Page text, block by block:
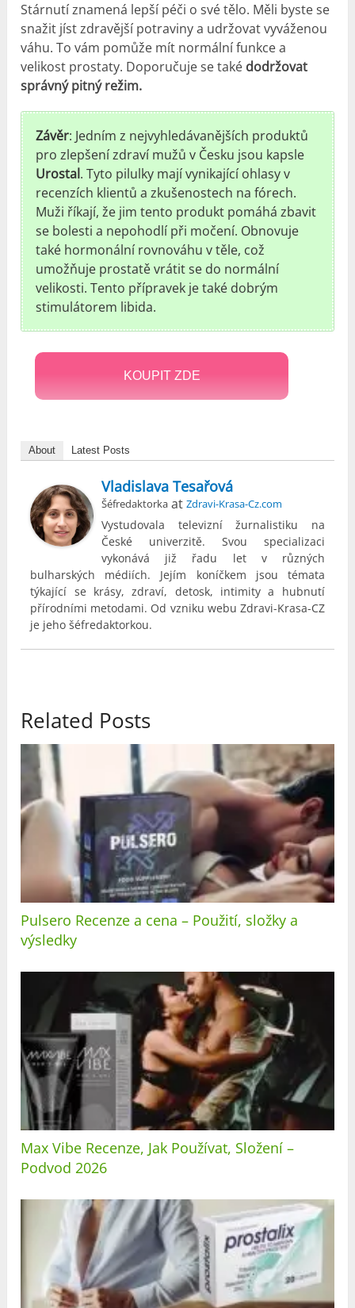
Stárnutí znamená lepší péči o své tělo. Měli byste se
snažit jíst zdravější potraviny a udržovat vyváženou
váhu. To vám pomůže mít normální funkce a
velikost prostaty. Doporučuje se také dodržovat
správný pitný režim.
Závěr: Jedním z nejvyhledávanějších produktů
pro zlepšení zdraví mužů v Česku jsou kapsle
Urostal. Tyto pilulky mají vynikající ohlasy v
recenzích klientů a zkušenostech na fórech.
Muži říkají, že jim tento produkt pomáhá zbavit
se bolesti a nepohodlí při močení. Obnovuje
také hormonální rovnováhu v těle, což
umožňuje prostatě vrátit se do normální
velikosti. Tento přípravek je také dobrým
stimulátorem libida.
KOUPIT ZDE
About Latest Posts
Vladislava Tesařová
Šéfredaktorka atZdravi-Krasa-Cz.com
Vystudovala televizní žurnalistiku na
České univerzitě. Svou specializaci
vykonává již řadu let v různých
bulharských médiích. Jejím koníčkem jsou témata
týkající se krásy, zdraví, detosk, intimity a hubnutí
přírodními metodami. Od vzniku webu Zdravi-Krasa-CZ
je jeho šéfredaktorkou.
Related Posts
Pulsero Recenze a cena – Použití, složky a
výsledky
Max Vibe Recenze, Jak Používat, Složení –
Podvod 2026